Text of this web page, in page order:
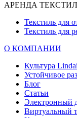
АРЕНДА
Текстиль для
Текстиль для
О КОМПАНИИ
Культура
Устойчивое
Блог
Статьи
Электронный
Виртуальный